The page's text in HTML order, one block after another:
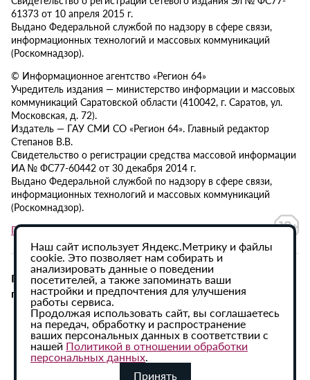
61373 от 10 апреля 2015 г.
Выдано Федеральной службой по надзору в сфере связи,
информационных технологий и массовых коммуникаций
(Роскомнадзор).
© Информационное агентство «Регион 64»
Учредитель издания — министерство информации и массовых
коммуникаций Саратовской области (410042, г. Саратов, ул.
Московская, д. 72).
Издатель — ГАУ СМИ СО «Регион 64». Главный редактор
Степанов В.В.
Свидетельство о регистрации средства массовой информации
ИА № ФС77-60442 от 30 декабря 2014 г.
Выдано Федеральной службой по надзору в сфере связи,
информационных технологий и массовых коммуникаций
(Роскомнадзор).
Политика в отношении обработки персональных данных
При использовании материалов сайта активная
гиперссылка на ИА «Регион 64» обязательна.
Наш сайт использует Яндекс.Метрику и файлы
cookie. Это позволяет нам собирать и
анализировать данные о поведении
посетителей, а также запоминать ваши
настройки и предпочтения для улучшения
работы сервиса.
Продолжая использовать сайт, вы соглашаетесь
на передач, обработку и распространение
ваших персональных данных в соответствии с
нашей Политикой в отношении обработки
персональных данных.
Принять